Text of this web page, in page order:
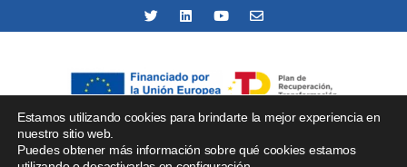
Se ha recibido un incentivo del organismo Red.es por importe
de 25.000 € financiado por la Unión Europea –
Estamos utilizando cookies para brindarte la mejor experiencia en
nuestro sitio web.
Puedes obtener más información sobre qué cookies estamos